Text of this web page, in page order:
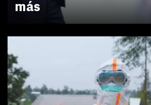
más